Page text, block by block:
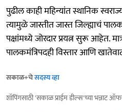
पुढील काही महिन्यांत स्थानिक
त्यामुळे जास्तीत जास्त जिल्ह्याचं
पक्षांमध्ये जोरदार प्रयत्न सुरू आहेत.
पालकमंत्रिपदही विस्तार आणि
सकाळ+चेसदस्य व्हा
शॉपिंगसाठी 'सकाळ प्राईम डील्स'च्या भन्नाट